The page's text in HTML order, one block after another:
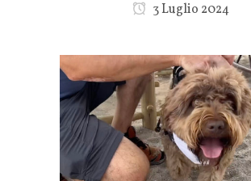
3 Luglio 2024